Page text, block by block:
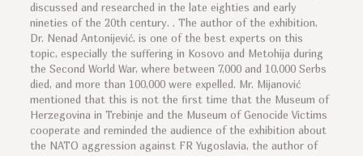
discussed and researched in the late eighties and early
nineties of the 20th century. . The author of the exhibition,
Dr. Nenad Antonijević, is one of the best experts on this
topic, especially the suffering in Kosovo and Metohija during
the Second World War, where between 7,000 and 10,000 Serbs
died, and more than 100,000 were expelled. Mr. Mijanović
mentioned that this is not the first time that the Museum of
Herzegovina in Trebinje and the Museum of Genocide Victims
cooperate and reminded the audience of the exhibition about
the NATO aggression against FR Yugoslavia, the author of